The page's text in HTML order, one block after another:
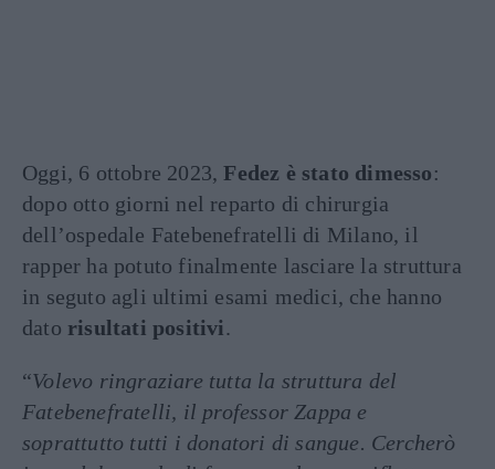
Oggi, 6 ottobre 2023,Fedez è stato dimesso:
dopo otto giorni nel reparto di chirurgia
dell’ospedale Fatebenefratelli di Milano, il
rapper ha potuto finalmente lasciare la struttura
in seguto agli ultimi esami medici, che hanno
dato risultati positivi.
“Volevo ringraziare tutta la struttura del
Fatebenefratelli, il professor Zappa e
soprattutto tutti i donatori di sangue. Cercherò